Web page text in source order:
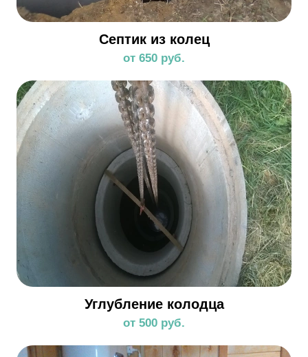
Септик из колец
от 650 руб.
Углубление колодца
от 500 руб.